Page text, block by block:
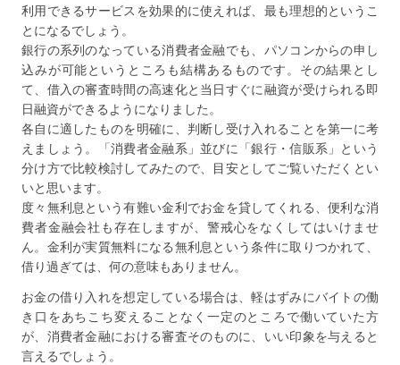
利用できるサービスを効果的に使えれば、最も理想的というこ
とになるでしょう。
銀行の系列のなっている消費者金融でも、パソコンからの申し
込みが可能というところも結構あるものです。その結果とし
て、借入の審査時間の高速化と当日すぐに融資が受けられる即
日融資ができるようになりました。
各自に適したものを明確に、判断し受け入れることを第一に考
えましょう。「消費者金融系」並びに「銀行・信販系」という
分け方で比較検討してみたので、目安としてご覧いただくとい
いと思います。
度々無利息という有難い金利でお金を貸してくれる、便利な消
費者金融会社も存在しますが、警戒心をなくしてはいけませ
ん。金利が実質無料になる無利息という条件に取りつかれて、
借り過ぎては、何の意味もありません。
お金の借り入れを想定している場合は、軽はずみにバイトの働
き口をあちこち変えることなく一定のところで働いていた方
が、消費者金融における審査そのものに、いい印象を与えると
言えるでしょう。